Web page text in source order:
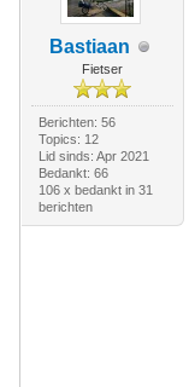
Bastiaan
Fietser
Berichten: 56
Topics: 12
Lid sinds: Apr 2021
Bedankt: 66
106 x bedankt in 31
berichten